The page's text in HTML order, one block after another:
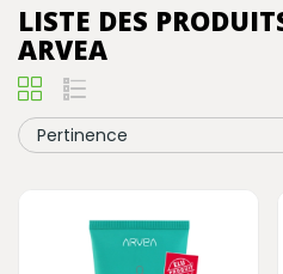
LISTE DES
ARVEA
Pertinence